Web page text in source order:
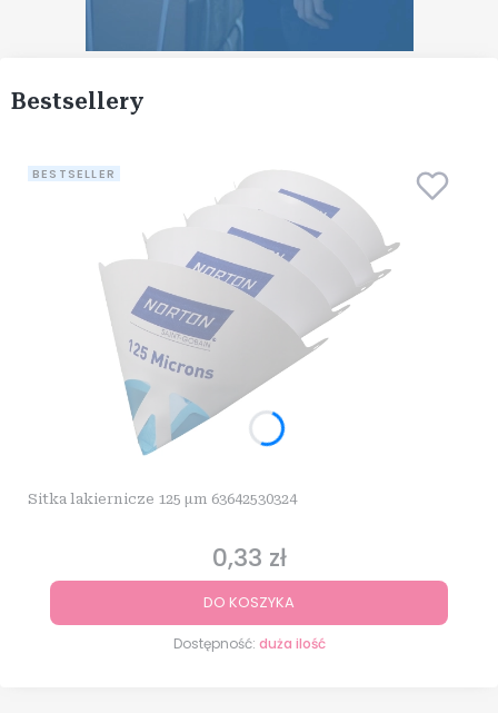
Bestsellery
BESTSELLER
Sitka lakiernicze 125 µm 63642530324
Cena
0,33 zł
DO KOSZYKA
Dostępność: duża ilość